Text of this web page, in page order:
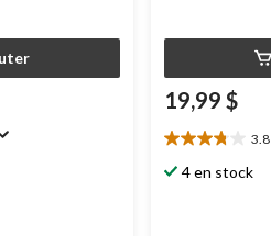
19,99 $
3.8
3.8
étoile(s)
4 en stock